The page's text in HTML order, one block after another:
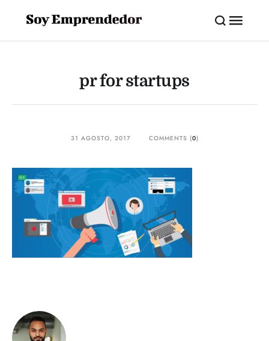
pr for startups
31 AGOSTO, 2017 COMMENTS (0)